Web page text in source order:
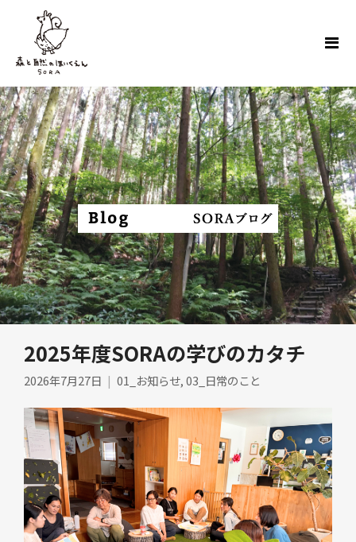
2025年度SORAの学びのカタチ
2026年7月27日 01_お知らせ,03_日常のこと